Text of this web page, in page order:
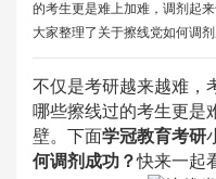
的考生更是难上加难，调剂起
大家整理了关于擦线党如何调
不仅是考研越来越难，
哪些擦线过的考生更是
壁。下面学冠教育考研
何调剂成功？快来一起